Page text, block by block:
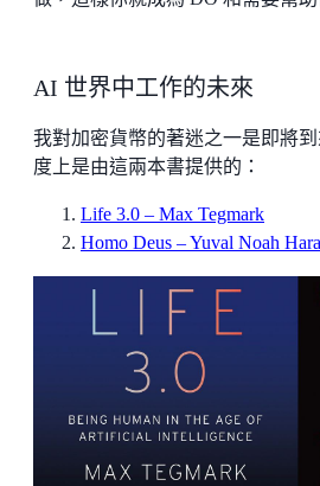
AI 世界中工作的未來
我對加密貨幣的著迷之一是即將
度上是由這兩本書提供的：
Life 3.0 – Max Tegmark
Homo Deus – Yuval Noah